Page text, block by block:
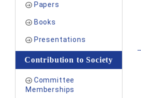
Papers
Books
Presentations
Contribution to Society
Committee
Memberships